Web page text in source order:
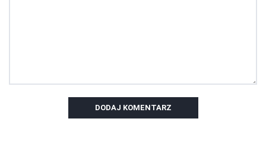
DODAJ KOMENTARZ